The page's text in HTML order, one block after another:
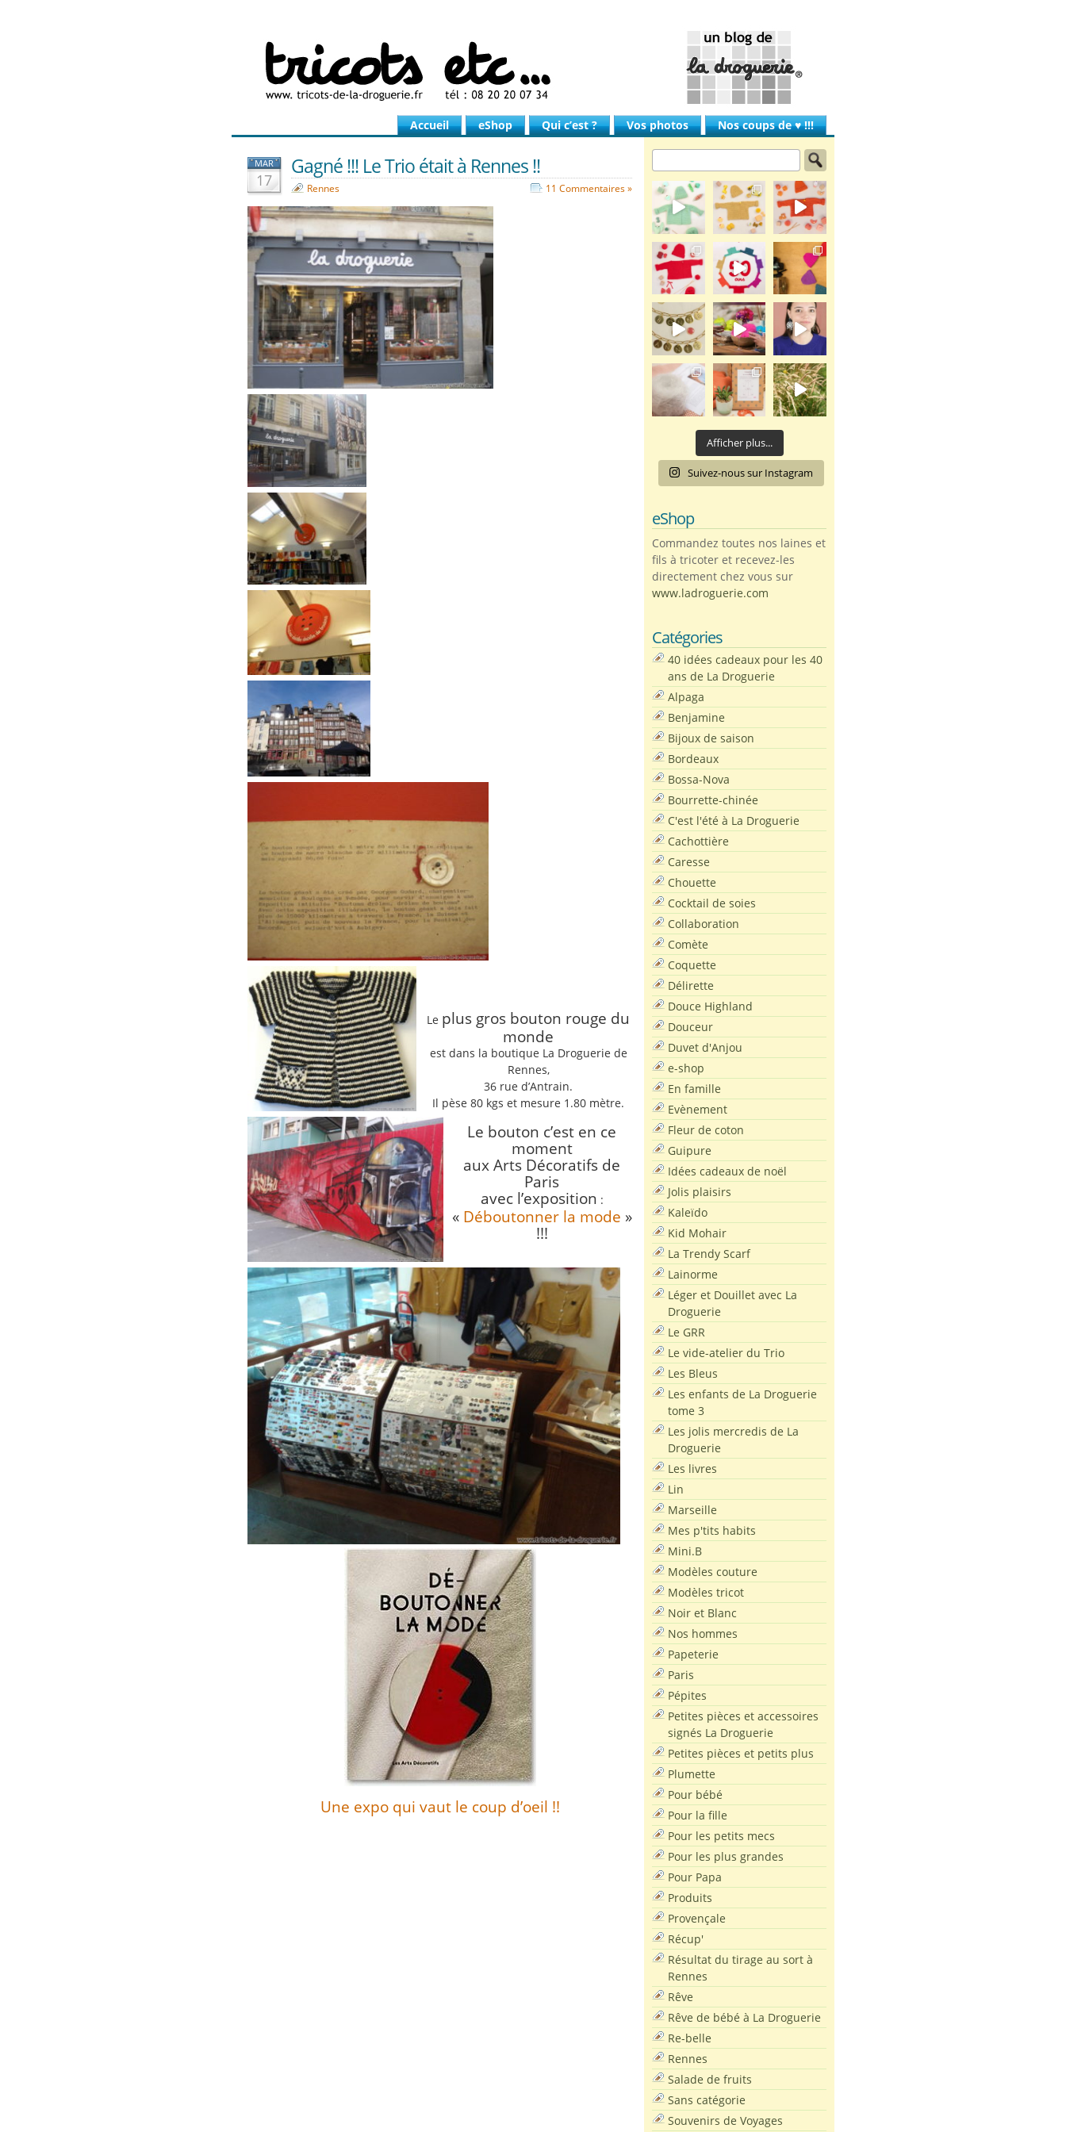
Accueil eShop Qui c’est ? Vos photos Nos coups de ♥ !!!
MAR
17
Gagné !!! Le Trio était à Rennes !!
Rennes 11 Commentaires »
Le plus gros bouton rouge du
monde
est dans la boutique La Droguerie de
Rennes,
36 rue d’Antrain.
Il pèse 80 kgs et mesure 1.80 mètre.
Le bouton c’est en ce
moment
aux Arts Décoratifs de
Paris
avec l’exposition :
« Déboutonner la mode »
!!!
Une expo qui vaut le coup d’oeil !!
Afficher plus...
Suivez-nous sur Instagram
eShop
Commandez toutes nos laines et
fils à tricoter et recevez-les
directement chez vous sur
www.ladroguerie.com
Catégories
40 idées cadeaux pour les 40
ans de La Droguerie
Alpaga
Benjamine
Bijoux de saison
Bordeaux
Bossa-Nova
Bourrette-chinée
C'est l'été à La Droguerie
Cachottière
Caresse
Chouette
Cocktail de soies
Collaboration
Comète
Coquette
Délirette
Douce Highland
Douceur
Duvet d'Anjou
e-shop
En famille
Evènement
Fleur de coton
Guipure
Idées cadeaux de noël
Jolis plaisirs
Kaleïdo
Kid Mohair
La Trendy Scarf
Lainorme
Léger et Douillet avec La
Droguerie
Le GRR
Le vide-atelier du Trio
Les Bleus
Les enfants de La Droguerie
tome 3
Les jolis mercredis de La
Droguerie
Les livres
Lin
Marseille
Mes p'tits habits
Mini.B
Modèles couture
Modèles tricot
Noir et Blanc
Nos hommes
Papeterie
Paris
Pépites
Petites pièces et accessoires
signés La Droguerie
Petites pièces et petits plus
Plumette
Pour bébé
Pour la fille
Pour les petits mecs
Pour les plus grandes
Pour Papa
Produits
Provençale
Récup'
Résultat du tirage au sort à
Rennes
Rêve
Rêve de bébé à La Droguerie
Re-belle
Rennes
Salade de fruits
Sans catégorie
Souvenirs de Voyages